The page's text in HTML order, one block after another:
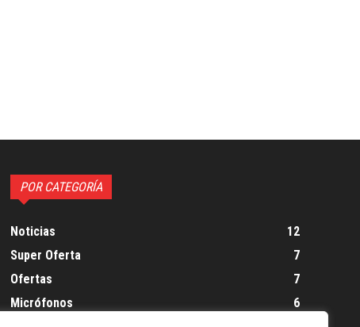
POR CATEGORÍA
Noticias
12
Super Oferta
7
Ofertas
7
Micrófonos
6